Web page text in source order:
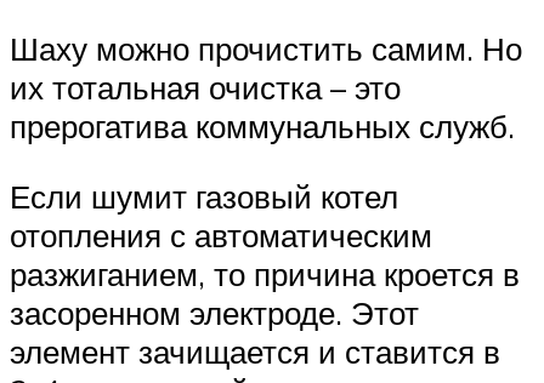
Шаху можно прочистить самим. Но
их тотальная очистка – это
прерогатива коммунальных служб.
Если шумит газовый котел
отопления с автоматическим
разжиганием, то причина кроется в
засоренном электроде. Этот
элемент зачищается и ставится в